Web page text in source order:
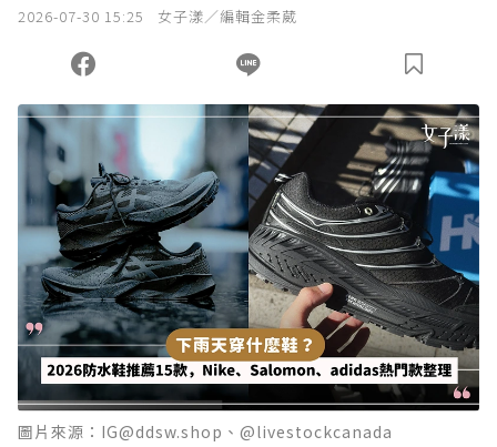
2026-07-30 15:25 女子漾／編輯金柔葳
圖片來源：IG@ddsw.shop、@livestockcanada